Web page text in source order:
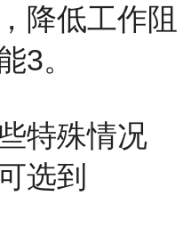
降低工作阻
3。
特殊情况
选到